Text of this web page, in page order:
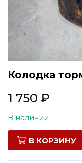
Колодка
1 750 ₽
В наличии
В КОРЗИНУ